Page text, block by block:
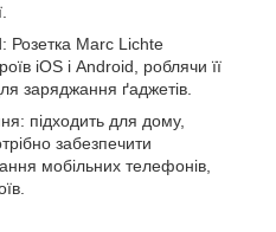
Розетка Marc Lichte
iOS і Android, роблячи її
заряджання ґаджетів.
підходить для дому,
забезпечити
мобільних телефонів,